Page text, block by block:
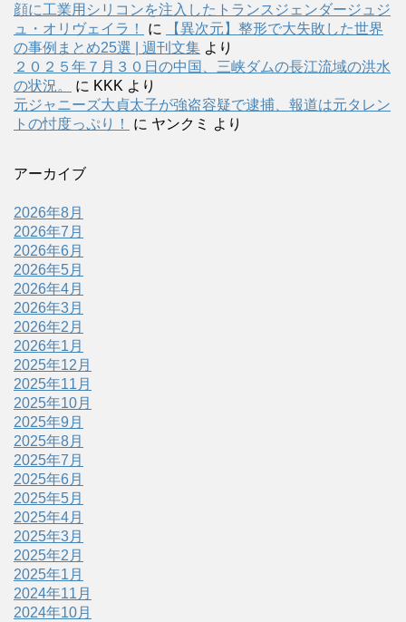
顔に工業用シリコンを注入したトランスジェンダージュジ
ュ・オリヴェイラ！
に
【異次元】整形で大失敗した世界
の事例まとめ25選 | 週刊文集 より
２０２５年７月３０日の中国、三峡ダムの長江流域の洪水
の状況。
に KKK より
元ジャニーズ大貞太子が強盗容疑で逮捕、報道は元タレン
トの忖度っぷり！
に ヤンクミ より
アーカイブ
2026年8月
2026年7月
2026年6月
2026年5月
2026年4月
2026年3月
2026年2月
2026年1月
2025年12月
2025年11月
2025年10月
2025年9月
2025年8月
2025年7月
2025年6月
2025年5月
2025年4月
2025年3月
2025年2月
2025年1月
2024年11月
2024年10月